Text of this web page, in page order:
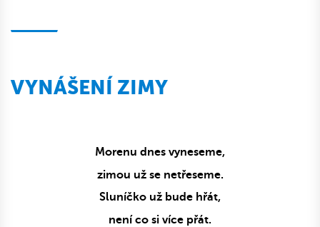
VYNÁŠENÍ ZIMY
Morenu dnes vyneseme,
zimou už se netřeseme.
Sluníčko už bude hřát,
není co si více přát.